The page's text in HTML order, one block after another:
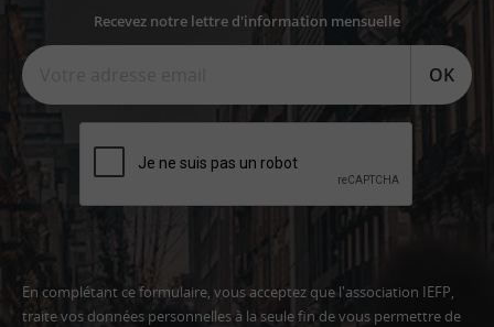
Recevez notre lettre d'information mensuelle
OK
En complétant ce formulaire, vous acceptez que l'association IEFP,
traite vos données personnelles à la seule fin de vous permettre de